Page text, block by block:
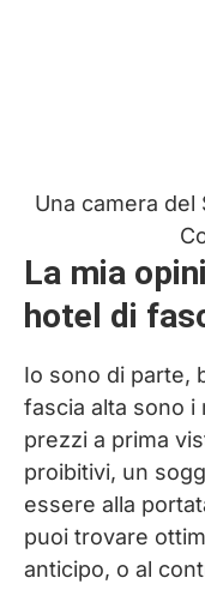
Una camera del
La mia
hotel di
Io sono di parte,
fascia alta sono i
prezzi a prima
proibitivi, un
essere alla
puoi trovare
anticipo, o al